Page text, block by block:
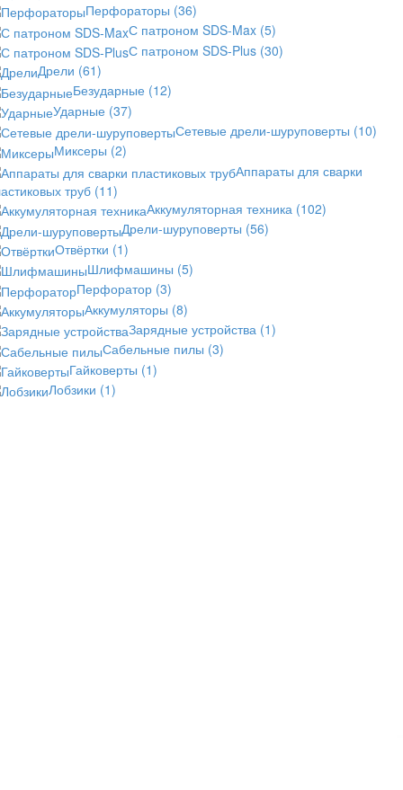
Перфораторы (36)
С патроном SDS-Max (5)
С патроном SDS-Plus (30)
Дрели (61)
Безударные (12)
Ударные (37)
Сетевые дрели-шуруповерты (10)
Миксеры (2)
Аппараты для сварки
труб (11)
Аккумуляторная техника (102)
Дрели-шуруповерты (56)
Отвёртки (1)
Шлифмашины (5)
Перфоратор (3)
Аккумуляторы (8)
Зарядные устройства (1)
Сабельные пилы (3)
Гайковерты (1)
Лобзики (1)